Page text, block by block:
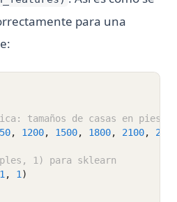
para una
tamaños de casas en pies
, 1200, 1500, 1800, 2100, 2400
1) para sklearn
1 , 1 )